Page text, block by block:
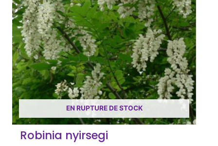
EN RUPTURE DE STOCK
Robinia nyirsegi